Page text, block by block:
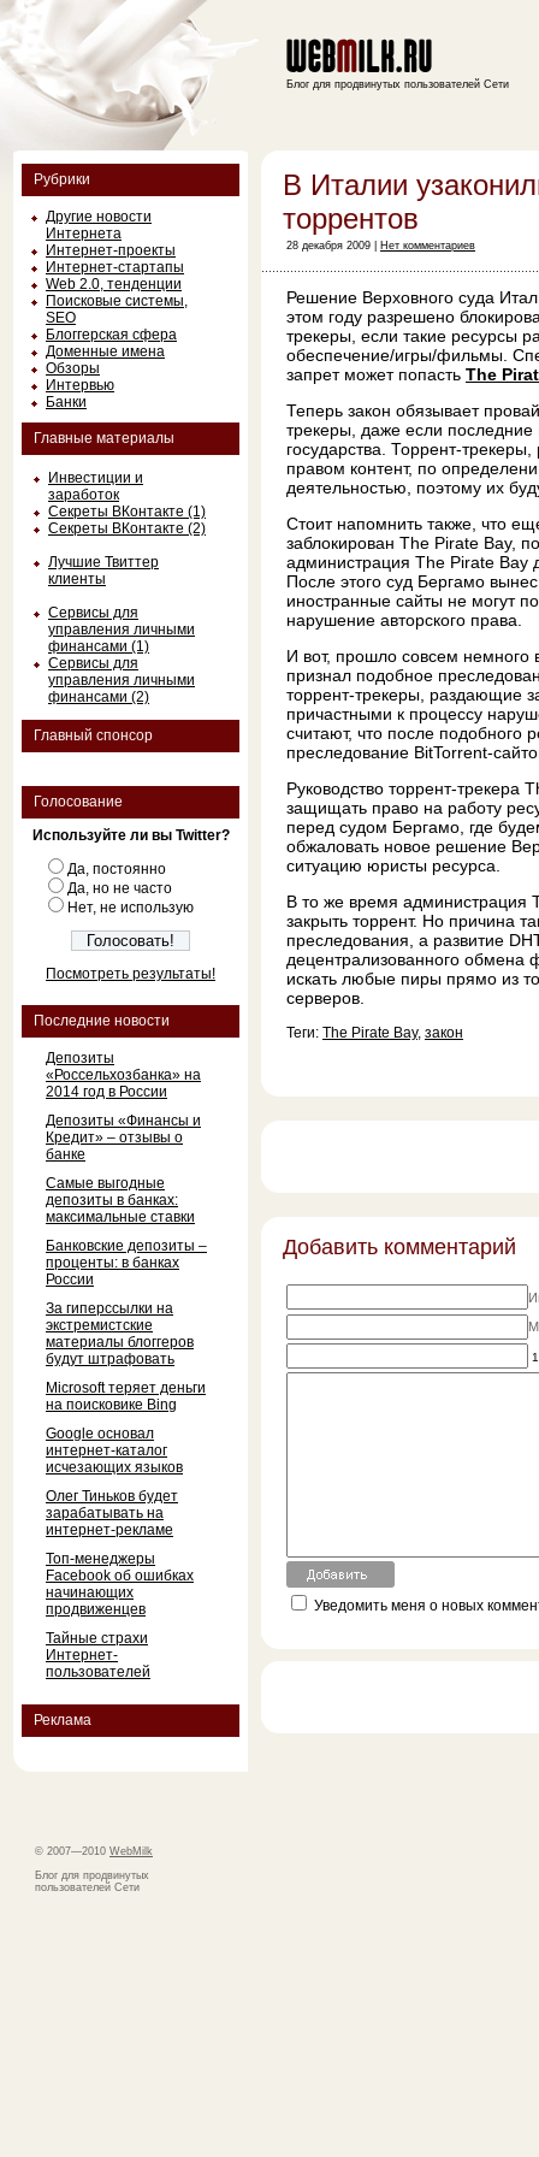
Рубрики
Другие новости
Интернета
Интернет-проекты
Интернет-стартапы
Web 2.0, тенденции
Поисковые системы,
SEO
Блоггерская сфера
Доменные имена
Обзоры
Интервью
Банки
Главные материалы
Инвестиции и
заработок
Секреты ВКонтакте (1)
Секреты ВКонтакте (2)
Лучшие Твиттер
клиенты
Сервисы для
управления личными
финансами (1)
Сервисы для
управления личными
финансами (2)
Главный спонсор
Голосование
Используйте ли вы Twitter?
Да, постоянно
Да, но не часто
Нет, не использую
Посмотреть результаты!
Последние новости
Депозиты
«Россельхозбанка» на
2014 год в России
Депозиты «Финансы и
Кредит» – отзывы о
банке
Самые выгодные
депозиты в банках:
максимальные ставки
Банковские депозиты –
проценты: в банках
России
За гиперссылки на
экстремистские
материалы блоггеров
будут штрафовать
Microsoft теряет деньги
на поисковике Bing
Google основал
интернет-каталог
исчезающих языков
Олег Тиньков будет
зарабатывать на
интернет-рекламе
Топ-менеджеры
Facebook об ошибках
начинающих
продвиженцев
Тайные страхи
Интернет-
пользователей
Реклама
© 2007—2010 WebMilk
Блог для продвинутых
пользователей Сети
Блог для продвинутых пользователей Сети
В Италии
торрентов
28 декабря 2009 | Нет комментариев
Решение Верховного суда
этом году разрешено
трекеры, если такие ресурсы
обеспечение/игры/фильмы.
запрет может попасть The
Теперь закон обязывает
трекеры, даже если
государства. Торрент-
правом контент, по
деятельностью, поэтому их
Стоит напомнить также, что
заблокирован The Pirate Bay,
администрация The Pirate Bay
После этого суд Бергамо
иностранные сайты не могут
нарушение авторского права.
И вот, прошло совсем немного
признал подобное
торрент-трекеры, раздающие
причастными к процессу
считают, что после подобного
преследование BitTorrent-
Руководство торрент-
защищать право на работу
перед судом Бергамо, где
обжаловать новое решение
ситуацию юристы ресурса.
В то же время администрация
закрыть торрент. Но причина
преследования, а развитие
децентрализованного обмена
искать любые пиры прямо из
серверов.
Теги: The Pirate Bay, закон
Добавить комментарий
Уведомить меня о новых